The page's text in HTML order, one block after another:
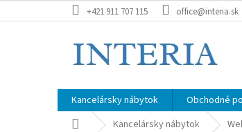
na
+421 911 707 115 office@interia.sk
Kancelársky nábytok Obchodné
DomovKancelársky nábytok